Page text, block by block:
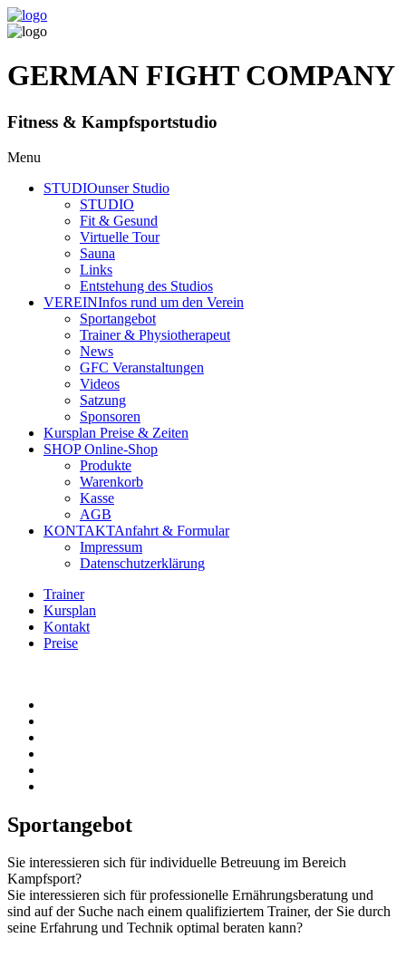
GERMAN FIGHT COMPANY
Fitness & Kampfsportstudio
Menu
STUDIOunser Studio
STUDIO
Fit & Gesund
Virtuelle Tour
Sauna
Links
Entstehung des Studios
VEREINInfos rund um den Verein
Sportangebot
Trainer& Physiotherapeut
News
GFC Veranstaltungen
Videos
Satzung
Sponsoren
Kursplan Preise & Zeiten
SHOPOnline-Shop
Produkte
Warenkorb
Kasse
AGB
KONTAKTAnfahrt & Formular
Impressum
Datenschutzerklärung
Trainer
Kursplan
Kontakt
Preise
Sportangebot
Sie interessieren sich für individuelle Betreuung im Bereich
Kampfsport?
Sie interessieren sich für professionelle Ernährungsberatung und
sind auf der Suche nach einem qualifiziertem Trainer, der Sie durch
seine Erfahrung und Technik optimal beraten kann?